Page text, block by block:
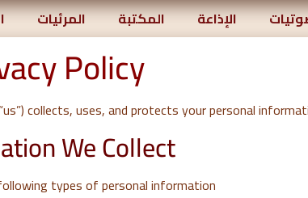
الإذاعة المكتبة المرئيات
Policy
collects, uses, and protects your personal
We Collect
types of personal information: